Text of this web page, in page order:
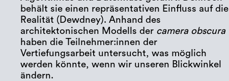
behält sie einen repräsentativen Einfluss auf die
Realität (Dewdney). Anhand des
architektonischen Modells der camera obscura
haben die Teilnehmer:innen der
Vertiefungsarbeit untersucht, was möglich
werden könnte, wenn wir unseren Blickwinkel
ändern.